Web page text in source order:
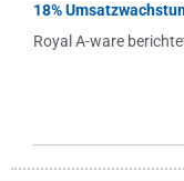
18%
Royal A-ware